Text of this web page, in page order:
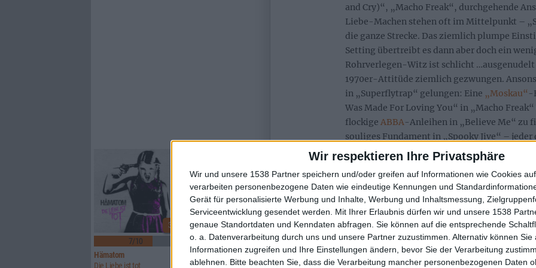
Wir respektieren Ihre Privatsphäre
Wir und unsere 1538 Partner speichern und/oder greifen auf Informationen wie Cookies
verarbeiten personenbezogene Daten wie eindeutige Kennungen und
Gerät für personalisierte Werbung und Inhalte, Werbung und Inhaltsmessung,
Serviceentwicklung gesendet werden.
Mit Ihrer Erlaubnis dürfen wir und unsere 1538
genaue Standortdaten und Kenndaten abfragen. Sie können auf die entsprechende
o. a. Datenverarbeitung durch uns und unsere Partner zuzustimmen. Alternativ können Sie
Informationen zugreifen und Ihre Einstellungen ändern, bevor Sie der Verarbeitung
ablehnen.
Bitte beachten Sie, dass die Verarbeitung mancher personenbezogenen Daten
and Cry)“, „Macho Freak“, durchgehende
Liebe-Machen stehen oft im Mittelpunkt –
die ganze Strecke. Das ziemlich plumpe
Setting übertreibt es dann aber doch ein
Rohrverlegen-Witz ist schlicht
1970er-Attitüde ziemlich gezwungen.
in „Superflytrap“ gelungen: Eine „Moskau“ -
Was Made For Loving You“ in „Macho
flockige ABBA-Anleihen in „Believe Me“ zu
souliges Fundament in „Spooky Jive“ –
verdient gehabt auf der „Best-Of“-Platte
hinreichend Ohrwurm-Potential liegt vor.
Leider verstecken sich anschließend auch ein
„Superflytrap“, die zwar gut ins Ohr gehen,
Platte einen kleinen… Hänger verursachen.
entrückte Gefühl eines „City Of The Broken
NIGHT FLIGHT ORCHESTRAetwas
arbeitet sich etwas zu sehr an seinem
3
7/10
Hämatom
Die Liebe ist tot
6/10
Lynx
Watcher Of Skies